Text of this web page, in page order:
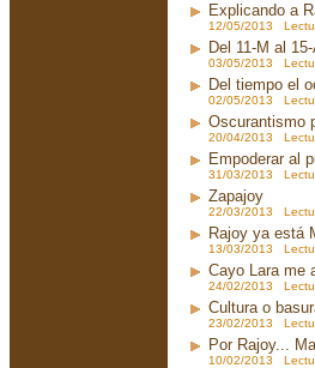
Explicando a
12/05/2013
Del 11-M al
03/05/2013
Del tiempo el
02/05/2013
Oscurantismo
20/04/2013
Empoderar al
31/03/2013
Zapajoy
22/03/2013
Rajoy ya está
13/03/2013
Cayo Lara me
24/02/2013
Cultura o
23/02/2013
Por Rajoy...
10/02/2013